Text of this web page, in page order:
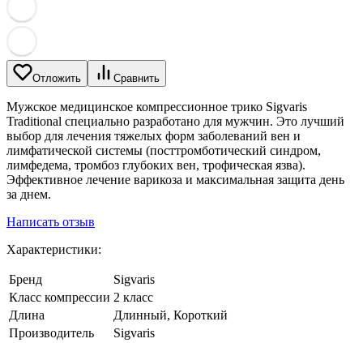
Отложить Сравнить
Мужское медицинское компрессионное трико Sigvaris
Traditional специально разработано для мужчин. Это лучший
выбор для лечения тяжелых форм заболеваний вен и
лимфатической системы (посттромботический синдром,
лимфедема, тромбоз глубоких вен, трофическая язва).
Эффективное лечение варикоза и максимальная защита день
за днем.
Написать отзыв
Характеристики:
Бренд
Sigvaris
Класс компрессии 2 класс
Длина
Длинный, Короткий
Производитель
Sigvaris